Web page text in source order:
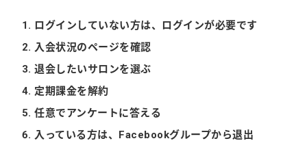
ログインしていない方は、ログインが必要です
入会状況のページを確認
退会したいサロンを選ぶ
定期課金を解約
任意でアンケートに答える
入っている方は、Facebookグループから退出